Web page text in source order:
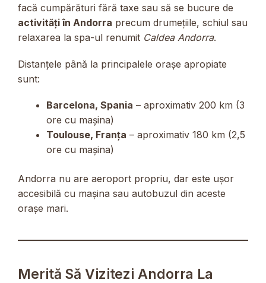
facă cumpărături fără taxe sau să se bucure de
activități în Andorra precum drumețiile, schiul sau
relaxarea la spa-ul renumit Caldea Andorra.
Distanțele până la principalele orașe apropiate
sunt:
Barcelona, Spania – aproximativ 200 km (3
ore cu mașina)
Toulouse, Franța – aproximativ 180 km (2,5
ore cu mașina)
Andorra nu are aeroport propriu, dar este ușor
accesibilă cu mașina sau autobuzul din aceste
orașe mari.
Merită Să Vizitezi Andorra La